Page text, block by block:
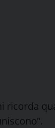
ricorda